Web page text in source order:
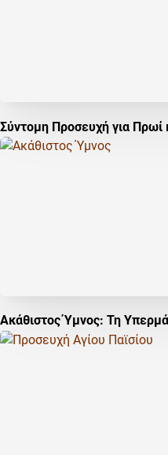
Σύντομη Προσευχή για Πρωί
Ακάθιστος Ύμνος: Τη